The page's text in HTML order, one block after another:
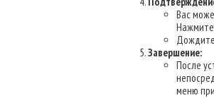
Вас
Нажмите
Завершение:
После
меню